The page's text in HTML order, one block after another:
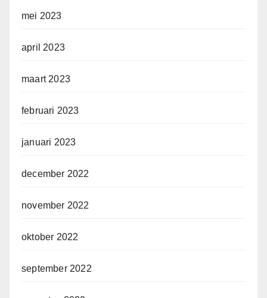
mei 2023
april 2023
maart 2023
februari 2023
januari 2023
december 2022
november 2022
oktober 2022
september 2022